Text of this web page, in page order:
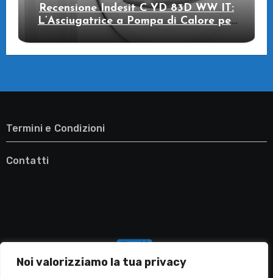
Noi valorizziamo la tua privacy
Recensione Indesit C YD 83D WW IT:
L’Asciugatrice a Pompa di Calore per
il Tuo Benessere
Termini e Condizioni
Contatti